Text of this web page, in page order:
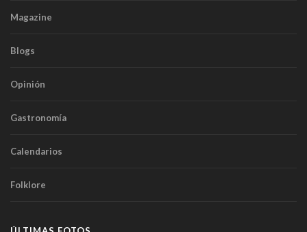
Magazine
Blogs
Opinión
Gastronomía
Calendarios
Folklore